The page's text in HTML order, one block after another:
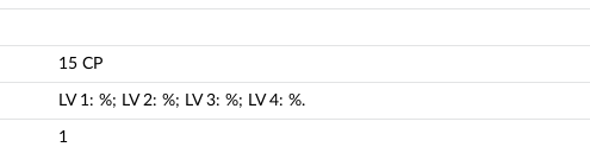
15 CP
LV 1: %; LV 2: %; LV 3: %; LV 4: %.
1